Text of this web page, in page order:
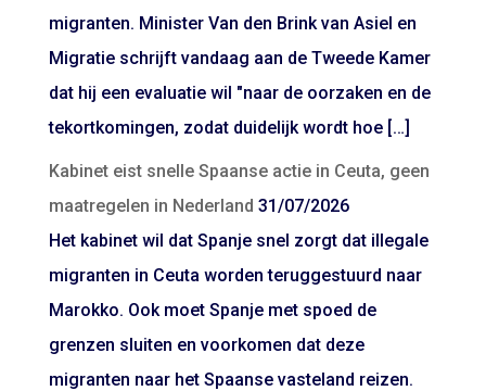
migranten. Minister Van den Brink van Asiel en
Migratie schrijft vandaag aan de Tweede Kamer
dat hij een evaluatie wil "naar de oorzaken en de
tekortkomingen, zodat duidelijk wordt hoe […]
Kabinet eist snelle Spaanse actie in Ceuta, geen
maatregelen in Nederland 31/07/2026
Het kabinet wil dat Spanje snel zorgt dat illegale
migranten in Ceuta worden teruggestuurd naar
Marokko. Ook moet Spanje met spoed de
grenzen sluiten en voorkomen dat deze
migranten naar het Spaanse vasteland reizen.